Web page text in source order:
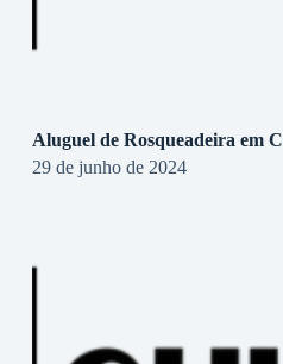
Aluguel de Rosqueadeira em
29 de junho de 2024